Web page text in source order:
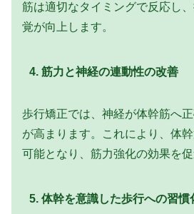
筋は適切なタイミングで反応し
覚が向上します。
4. 筋力と神経の連動性の改善
歩行矯正では、神経が体幹筋へ
が高まります。これにより、体
可能となり、筋力強化の効果を促
5. 体幹を意識した歩行への習慣